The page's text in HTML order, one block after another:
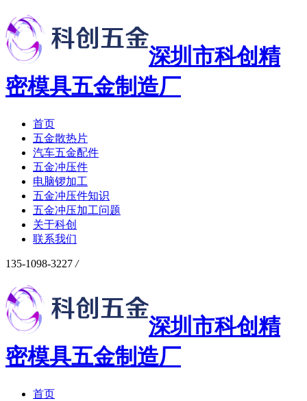
深圳市科创精
密模具五金制造厂
首页
五金散热片
汽车五金配件
五金冲压件
电脑锣加工
五金冲压件知识
五金冲压加工问题
关于科创
联系我们
135-1098-3227 /
深圳市科创精
密模具五金制造厂
首页